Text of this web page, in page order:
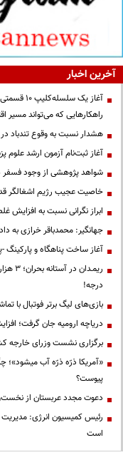
آخرین اخبار
آغاز یک
راهکارهایی که می‌تواند مسیر
هشدار نسبت به وقوع تندباد در
آغاز ثبت‌نام آزمون ارشد علوم
شواهد پژوهشی از وجود فسفر
خاصیت عجیب رژیم اشغالگر
ابراز نگرانی نسبت به
جهانگیر: محمدباقر خرازی به
آغاز ساخت پناهگاه و پارکینگ
درجه!
بازی‌های لیگ برتر فوتبال با
دریاچه ارومیه جان گرفت؛ افزایش ۷۸ سانتی‌متری
برگزاری نشست وزرای خارجه
«آمریکا ذرّه ذرّه آب میشود»؛
پیوست؟
دعوت مجدد عربستان از
رئیس کمیسیون انرژی:
است